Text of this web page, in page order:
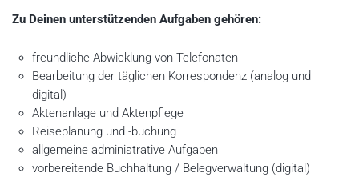
Zu Deinen unterstützenden Aufgaben gehören:
freundliche Abwicklung von Telefonaten
Bearbeitung der täglichen Korrespondenz (analog und
digital)
Aktenanlage und Aktenpflege
Reiseplanung und -buchung
allgemeine administrative Aufgaben
vorbereitende Buchhaltung / Belegverwaltung (digital)